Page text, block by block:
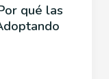
qué las